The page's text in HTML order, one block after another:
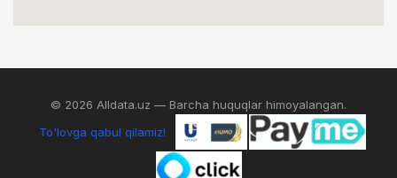
© 2026 Alldata.uz — Barcha huquqlar himoyalangan.
To'lovga qabul qilamiz!